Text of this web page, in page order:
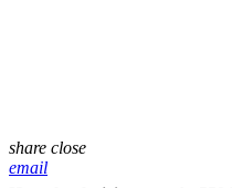
share close
email